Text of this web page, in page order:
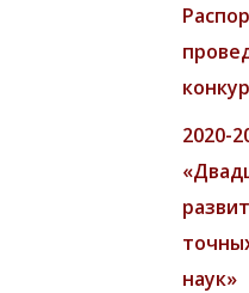
2020-
наук»